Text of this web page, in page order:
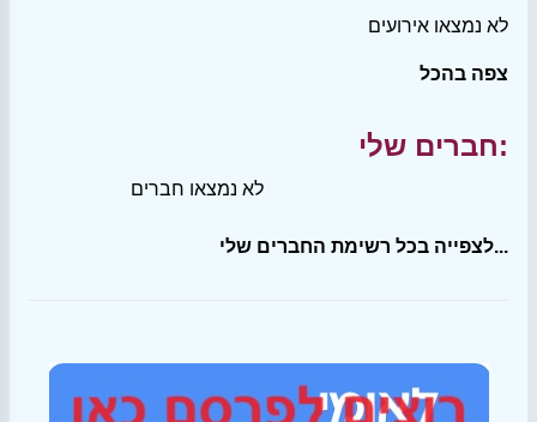
לא נמצאו אירועים
צפה בהכל
חברים שלי:
לא נמצאו חברים
לצפייה בכל רשימת החברים שלי...